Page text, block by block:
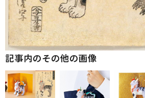
記事内のその他の画像